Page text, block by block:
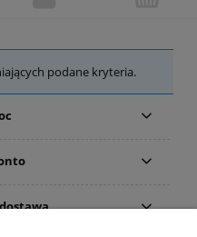
podane kryteria.